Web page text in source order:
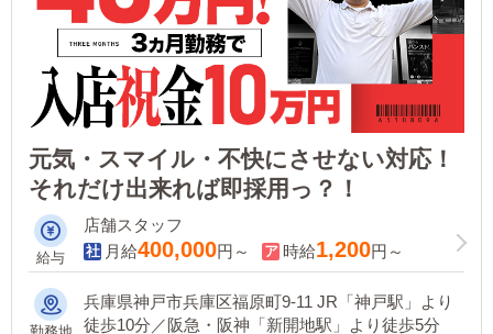
元気・スマイル・不快にさせない対応！
それだけ出来れば即採用っ？！
給与
店舗スタッフ
月給400,000円～ 時給1,200円～
兵庫県神戸市兵庫区福原町9-11 JR「神戸駅」より
徒歩10分／阪急・阪神「新開地駅」より徒歩5分